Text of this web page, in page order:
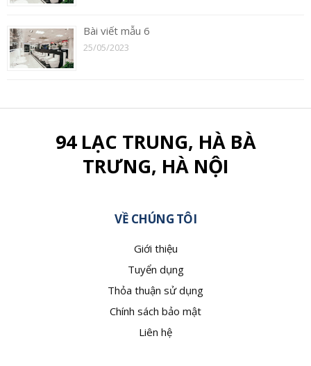
Bài viết mẫu 6
25/05/2023
94 LẠC TRUNG, HÀ BÀ
TRƯNG, HÀ NỘI
VỀ CHÚNG TÔI
Giới thiệu
Tuyển dụng
Thỏa thuận sử dụng
Chính sách bảo mật
Liên hệ